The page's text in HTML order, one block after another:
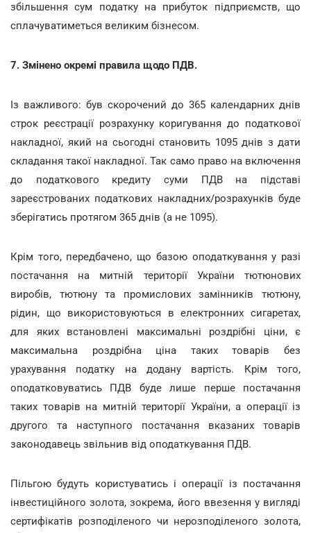
збільшення сум податку на прибуток підприємств, що
сплачуватиметься великим бізнесом.
7. Змінено окремі правила щодо ПДВ.
Із важливого: був скорочений до 365 календарних днів
строк реєстрації розрахунку коригування до податкової
накладної, який на сьогодні становить 1095 днів з дати
складання такої накладної. Так само право на включення
до податкового кредиту суми ПДВ на підставі
зареєстрованих податкових накладних/розрахунків буде
зберігатись протягом 365 днів (а не 1095).
Крім того, передбачено, що базою оподаткування у разі
постачання на митній території України тютюнових
виробів, тютюну та промислових замінників тютюну,
рідин, що використовуються в електронних сигаретах,
для яких встановлені максимальні роздрібні ціни, є
максимальна роздрібна ціна таких товарів без
урахування податку на додану вартість. Крім того,
оподатковуватись ПДВ буде лише перше постачання
таких товарів на митній території України, а операції із
другого та наступного постачання вказаних товарів
законодавець звільнив від оподаткування ПДВ.
Пільгою будуть користуватись і операції із постачання
інвестиційного золота, зокрема, його ввезення у вигляді
сертифікатів розподіленого чи нерозподіленого золота,